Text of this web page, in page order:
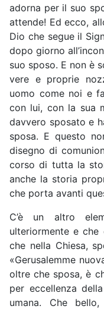
adorna per il suo
attende! Ed ecco,
Dio che segue il
dopo giorno
suo sposo. E non è
vere e proprie
uomo come noi e
con lui, con la sua
davvero sposato e
sposa. E questo
disegno di
corso di tutta la
anche la storia
che porta avanti
C’è un altro
ulteriormente e
che nella Chiesa,
«Gerusalemme
oltre che sposa, è
per eccellenza
umana. Che